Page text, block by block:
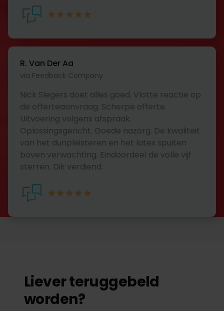
R. Van Der Aa
via Feedback Company
Nick Slegers doet alles goed. Vlotte reactie op
de offerteaanvraag. Scherpe offerte.
Uitvoering volgens afspraak.
Oplossingsgericht. Goede nazorg. De kwaliteit
van het dunpleisteren en het latex spuiten
boven verwachting. Eindoordeel de volle vijf
sterren. Dik verdiend.
Liever teruggebeld
worden?